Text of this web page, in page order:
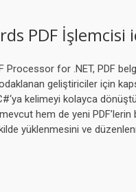
PDF İşlemcisi
Processor for .NET, PDF
geliştiriciler için
kelimeyi kolayca
hem de yeni PDF’lerin
yüklenmesini ve